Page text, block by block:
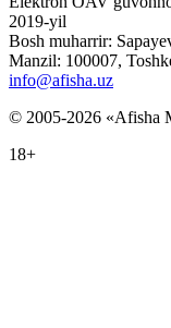
2019-yil
Bosh muharrir:
Manzil: 100007,
info@afisha.uz
© 2005-2026 «Afisha
18+